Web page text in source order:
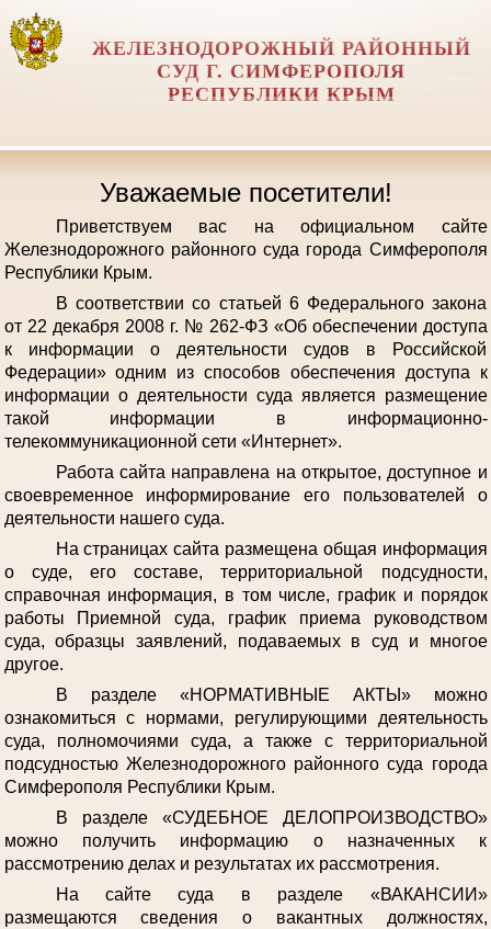
ЖЕЛЕЗНОДОРОЖНЫЙ РАЙОННЫЙ
СУД Г. СИМФЕРОПОЛЯ
РЕСПУБЛИКИ КРЫМ
Уважаемые посетители!
Приветствуем вас на официальном сайте
Железнодорожного районного суда города Симферополя
Республики Крым.
В соответствии со статьей 6 Федерального закона
от 22 декабря 2008 г. № 262-ФЗ «Об обеспечении доступа
к информации о деятельности судов в Российской
Федерации» одним из способов обеспечения доступа к
информации о деятельности суда является размещение
такой информации в информационно-
телекоммуникационной сети «Интернет».
Работа сайта направлена на открытое, доступное и
своевременное информирование его пользователей о
деятельности нашего суда.
На страницах сайта размещена общая информация
о суде, его составе, территориальной подсудности,
справочная информация, в том числе, график и порядок
работы Приемной суда, график приема руководством
суда, образцы заявлений, подаваемых в суд и многое
другое.
В разделе «НОРМАТИВНЫЕ АКТЫ» можно
ознакомиться с нормами, регулирующими деятельность
суда, полномочиями суда, а также с территориальной
подсудностью Железнодорожного районного суда города
Симферополя Республики Крым.
В разделе «СУДЕБНОЕ ДЕЛОПРОИЗВОДСТВО»
можно получить информацию о назначенных к
рассмотрению делах и результатах их рассмотрения.
На сайте суда в разделе «ВАКАНСИИ»
размещаются сведения о вакантных должностях,